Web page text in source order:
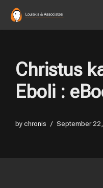
Skip
Christus
Eboli :
bychronis September